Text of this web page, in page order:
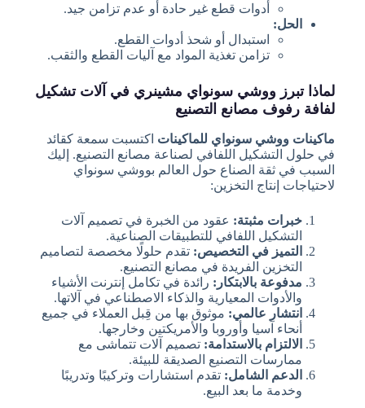
أدوات قطع غير حادة أو عدم تزامن جيد.
الحل:
استبدال أو شحذ أدوات القطع.
تزامن تغذية المواد مع آليات القطع والثقب.
لماذا تبرز ووشي سونواي مشينري في آلات تشكيل
لفافة رفوف مصانع التصنيع
ماكينات ووشي سونواي للماكينات اكتسبت سمعة كقائد
في حلول التشكيل اللفافي لصناعة مصانع التصنيع. إليك
السبب في ثقة الصناع حول العالم بووشي سونواي
لاحتياجات إنتاج التخزين:
خبرات مثبتة: عقود من الخبرة في تصميم آلات
التشكيل اللفافي للتطبيقات الصناعية.
التميز في التخصيص: تقدم حلولًا مخصصة لتصاميم
التخزين الفريدة في مصانع التصنيع.
مدفوعة بالابتكار: رائدة في تكامل إنترنت الأشياء
والأدوات المعيارية والذكاء الاصطناعي في آلاتها.
انتشار عالمي: موثوق بها من قِبل العملاء في جميع
أنحاء آسيا وأوروبا والأمريكتين وخارجها.
الالتزام بالاستدامة: تصميم آلات تتماشى مع
ممارسات التصنيع الصديقة للبيئة.
الدعم الشامل: تقدم استشارات وتركيبًا وتدريبًا
وخدمة ما بعد البيع.